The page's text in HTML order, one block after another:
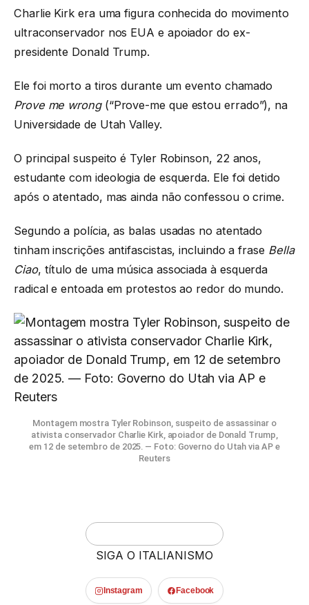
Charlie Kirk era uma figura conhecida do movimento
ultraconservador nos EUA e apoiador do ex-
presidente Donald Trump.
Ele foi morto a tiros durante um evento chamado
Prove me wrong(“Prove-me que estou errado”), na
Universidade de Utah Valley.
O principal suspeito é Tyler Robinson, 22 anos,
estudante com ideologia de esquerda. Ele foi detido
após o atentado, mas ainda não confessou o crime.
Segundo a polícia, as balas usadas no atentado
tinham inscrições antifascistas, incluindo a frase Bella
Ciao, título de uma música associada à esquerda
radical e entoada em protestos ao redor do mundo.
Montagem mostra Tyler Robinson, suspeito de assassinar o
ativista conservador Charlie Kirk, apoiador de Donald Trump,
em 12 de setembro de 2025. — Foto: Governo do Utah via AP e
Reuters
SIGA O ITALIANISMO
Instagram Facebook